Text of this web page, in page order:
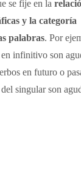
se fije en la
y la categoría
palabras. Por
infinitivo son
en futuro o
del singular son